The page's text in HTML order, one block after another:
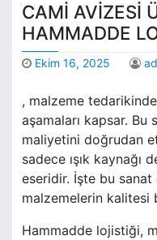
CAMI AVIZESI
HAMMADDE
Ekim 16, 2025
, malzeme
aşamaları kapsar.
maliyetini doğrudan
sadece ışık kaynağı
eseridir. İşte bu sanat
malzemelerin kalitesi
Hammadde lojistiği,